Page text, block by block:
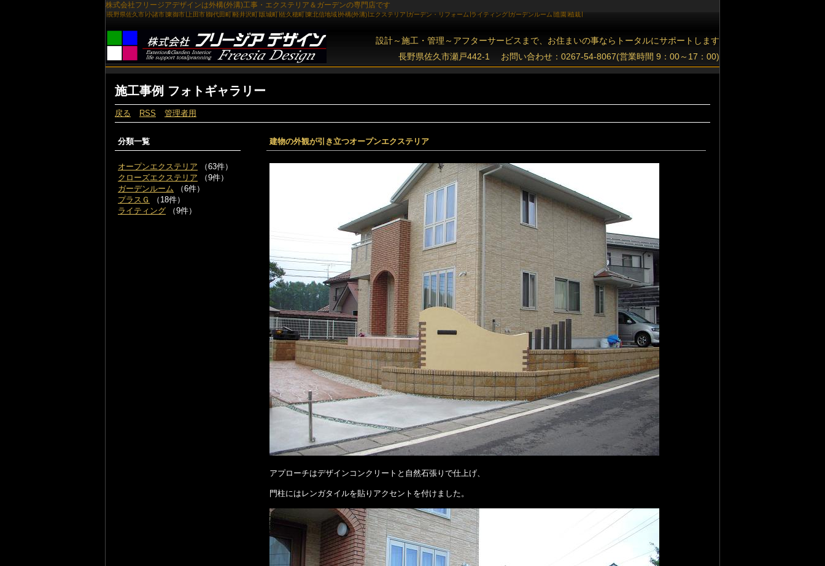
施工事例 フォトギャラリー
戻る RSS 管理者用
建物の外観が引き立つオープンエクステリア
アプローチはデザインコンクリートと自然石張りで仕上げ、
門柱にはレンガタイルを貼りアクセントを付けました。
分類一覧
オープンエクステリア （63件）
クローズエクステリア （9件）
ガーデンルーム （6件）
プラスＧ
（18件）
ライティング （9件）